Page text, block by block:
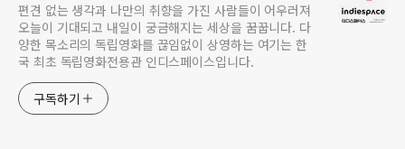
편견 없는 생각과 나만의 취향을 가진 사람들이 어우러져
오늘이 기대되고 내일이 궁금해지는 세상을 꿈꿉니다. 다
양한 목소리의 독립영화를 끊임없이 상영하는 여기는 한
국 최초 독립영화전용관 인디스페이스입니다.
구독하기